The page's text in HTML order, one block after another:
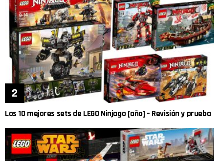
Los 10 mejores sets de LEGO Ninjago [año] – Revisión y prueba